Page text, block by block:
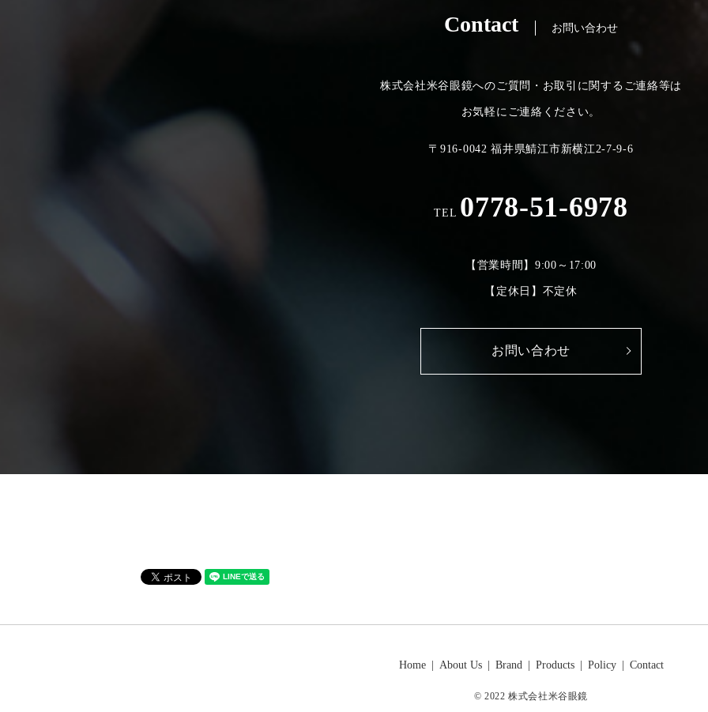
Contact お問い合わせ
株式会社米谷眼鏡へのご質問・お取引に関するご連絡等は
お気軽にご連絡ください。
〒916-0042 福井県鯖江市新横江2-7-9-6
TEL 0778-51-6978
【営業時間】9:00～17:00
【定休日】不定休
お問い合わせ
Home About Us Brand Products Policy Contact
© 2022 株式会社米谷眼鏡